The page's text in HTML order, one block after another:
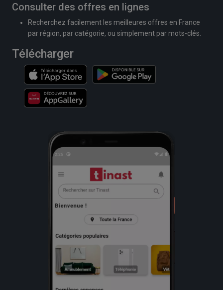
Consulter des offres en lignes
Recherchez facilement les meilleures offres en France
par région, par catégorie, ou simplement par mots-clés.
Télécharger